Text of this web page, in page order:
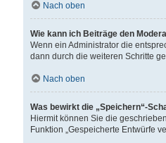
Nach oben
Wie kann ich Beiträge den
Wenn ein Administrator die
dann durch die weiteren Schritte
Nach oben
Was bewirkt die „Speichern“-
Hiermit können Sie die
Funktion „Gespeicherte Entwürfe